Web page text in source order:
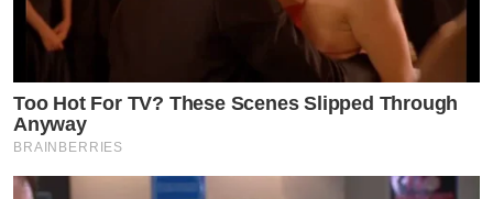
Too Hot For TV? These Scenes Slipped Through
Anyway
BRAINBERRIES